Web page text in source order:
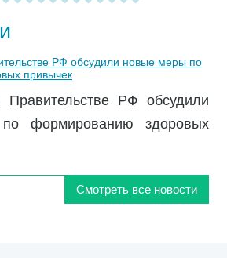
РФ обсудили
формированию здоровых
Смотреть все новости